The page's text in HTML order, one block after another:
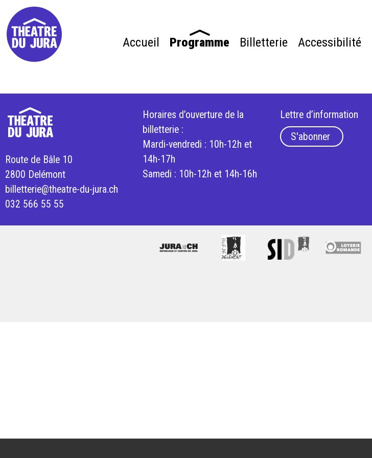
Accueil Programme Billetterie Accessibilité
Route de Bâle 10
2800 Delémont
billetterie@theatre-du-jura.ch
032 566 55 55
Horaires d’ouverture de la
billetterie :
Mardi-vendredi : 10h-12h et
14h-17h
Samedi : 10h-12h et 14h-16h
Lettre d’information
S'abonner